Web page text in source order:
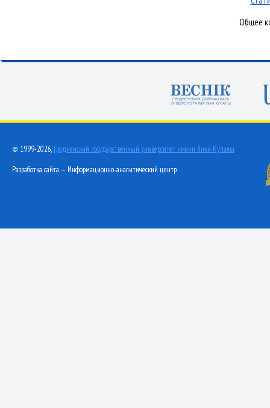
Общее
© 1999-2026, Гродненский государственный университет имени Янки Купалы
Разработка сайта — Информационно-аналитический центр